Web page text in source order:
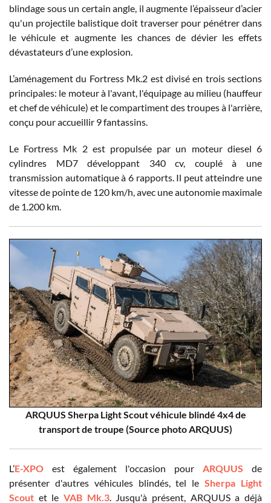
blindage sous un certain angle, il augmente l’épaisseur d’acier
qu'un projectile balistique doit traverser pour pénétrer dans
le véhicule et augmente les chances de dévier les effets
dévastateurs d’une explosion.
L’aménagement du Fortress Mk.2 est divisé en trois sections
principales: le moteur à l'avant, l'équipage au milieu (hauffeur
et chef de véhicule) et le compartiment des troupes à l'arrière,
conçu pour accueillir 9 fantassins.
Le Fortress Mk 2 est propulsée par un moteur diesel 6
cylindres MD7 développant 340 cv, couplé à une
transmission automatique à 6 rapports. Il peut atteindre une
vitesse de pointe de 120 km/h, avec une autonomie maximale
de 1.200 km.
ARQUUS Sherpa Light Scout véhicule blindé 4x4 de
transport de troupe (Source photo ARQUUS)
L’E-XPO est également l'occasion pour ARQUUS de
présenter d'autres véhicules blindés, tel leSherpa Light
Scout et le VAB Mk.3. Jusqu'à présent, ARQUUS a déjà